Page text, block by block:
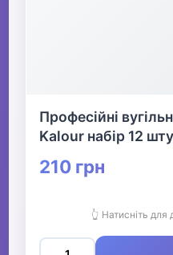
Професійні
Kalour набір 12
210 грн
👆 Натисніть для